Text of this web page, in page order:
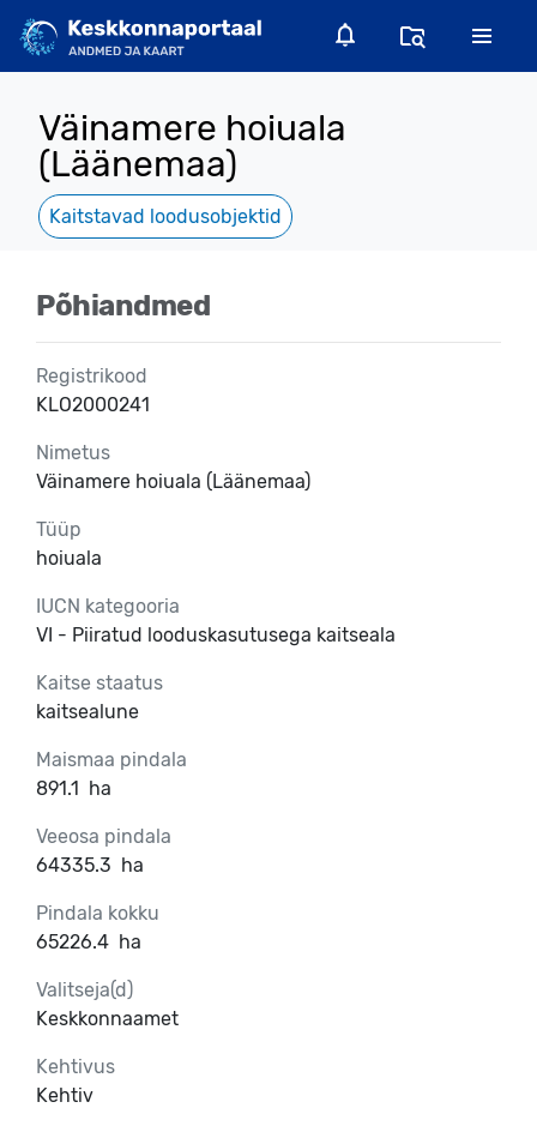
Väinamere hoiuala
(Läänemaa)
Kaitstavad loodusobjektid
Põhiandmed
Registrikood
KLO2000241
Nimetus
Väinamere hoiuala (Läänemaa)
Tüüp
hoiuala
IUCN kategooria
VI - Piiratud looduskasutusega kaitseala
Kaitse staatus
kaitsealune
Maismaa pindala
891.1 ha
Veeosa pindala
64335.3 ha
Pindala kokku
65226.4 ha
Valitseja(d)
Keskkonnaamet
Kehtivus
Kehtiv